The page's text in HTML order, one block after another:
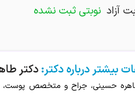
آزاد نوبتی ثبت نشده
بیشتر درباره دکتر:دکتر
حسینی، جراح و متخصص پوست،